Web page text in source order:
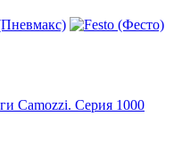
Camozzi. Серия 1000